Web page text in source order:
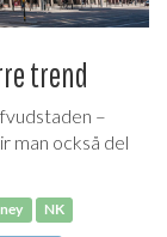
trend
–
man också del
NK